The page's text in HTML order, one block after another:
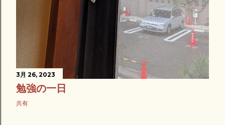
3月 26, 2023
勉強の一日
共有